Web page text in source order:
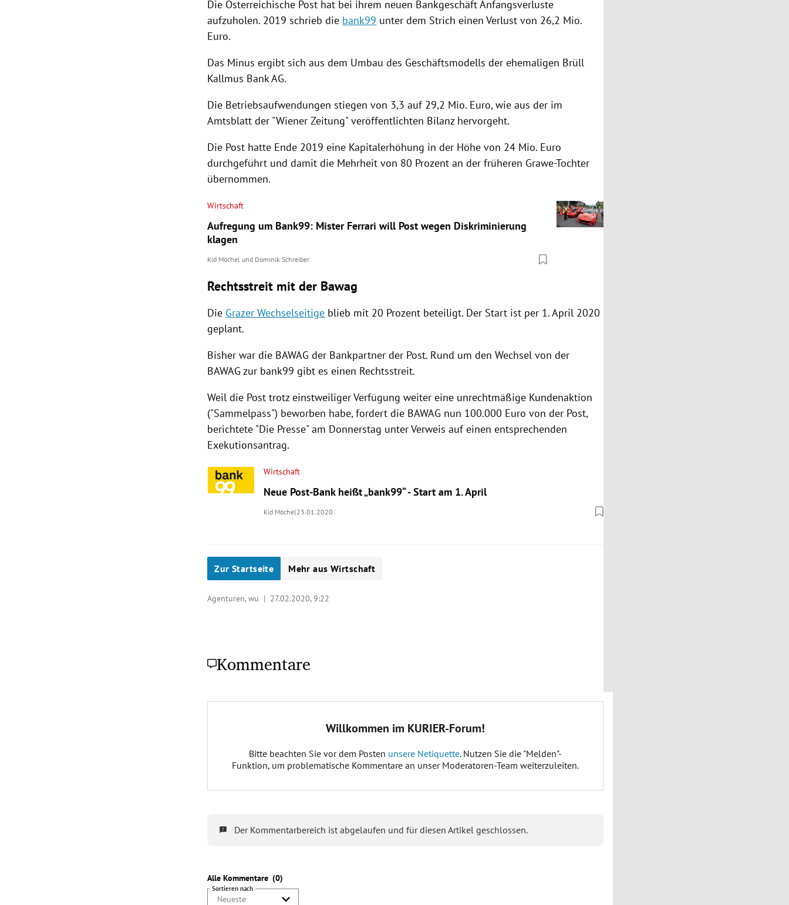
Die Österreichische Post hat bei ihrem neuen BankgeschäftAnfangsverluste
aufzuholen. 2019 schrieb die bank99 unter dem Strich einen Verlust von 26,2 Mio.
Euro.
Das Minus ergibt sich aus dem Umbau des Geschäftsmodells der ehemaligen Brüll
Kallmus Bank AG.
Die Betriebsaufwendungen stiegen von 3,3 auf 29,2 Mio. Euro, wie aus der im
Amtsblatt der "Wiener Zeitung" veröffentlichten Bilanz hervorgeht.
Die Post hatte Ende 2019 eine Kapitalerhöhung in der Höhe von 24 Mio. Euro
durchgeführt und damit die Mehrheit von 80 Prozent an der früheren Grawe-Tochter
übernommen.
Wirtschaft
Aufregung um Bank99: Mister Ferrari will Post wegen Diskriminierung
klagen
Kid Möchel und Dominik Schreiber
Rechtsstreit mit der Bawag
Die Grazer Wechselseitige blieb mit 20 Prozent beteiligt. Der Start ist per 1. April 2020
geplant.
Bisher war die BAWAG der Bankpartner der Post. Rund um den Wechsel von der
BAWAG zur bank99 gibt es einen Rechtsstreit.
Weil die Post trotz einstweiliger Verfügung weiter eine unrechtmäßige Kundenaktion
("Sammelpass") beworben habe, fordert die BAWAG nun 100.000 Euro von der Post,
berichtete "Die Presse" am Donnerstag unter Verweis auf einen entsprechenden
Exekutionsantrag.
Wirtschaft
Neue Post-Bank heißt „bank99“ - Start am 1. April
Kid Möchel 23.01.2020
Zur Startseite Mehr aus Wirtschaft
Agenturen, wu | 27.02.2020, 9:22
Kommentare